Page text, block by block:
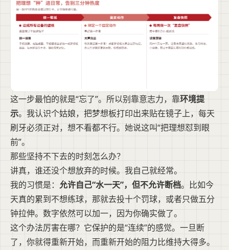
这一步最怕的就是“忘了”。所以别靠意志力，靠环境提
示。我认识个姑娘，把梦想板打印出来贴在镜子上，每天
刷牙必须正对，想不看都不行。她说这叫“把理想怼到眼
前”。
那些坚持不下去的时刻怎么办？
讲真，谁还没个想放弃的时候。我自己就经常。
我的习惯是： 允许自己“水一天”，但不允许断档。比如今
天真的累到不想练球，那就去投十个罚球，或者只做五分
钟拉伸。数字依然可以加一，因为你确实做了。
这个办法厉害在哪？它保护的是“连续”的感觉。一旦断
了，你就得重新开始，而重新开始的阻力比维持大得多。